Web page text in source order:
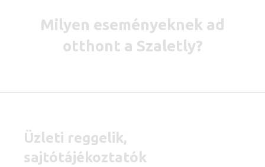
Milyen eseményeknek ad
otthont a Szaletly?
Üzleti reggelik,
sajtótájékoztatók